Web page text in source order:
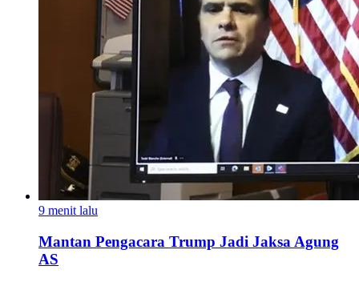
9 menit lalu
Mantan Pengacara Trump Jadi Jaksa Agung
AS